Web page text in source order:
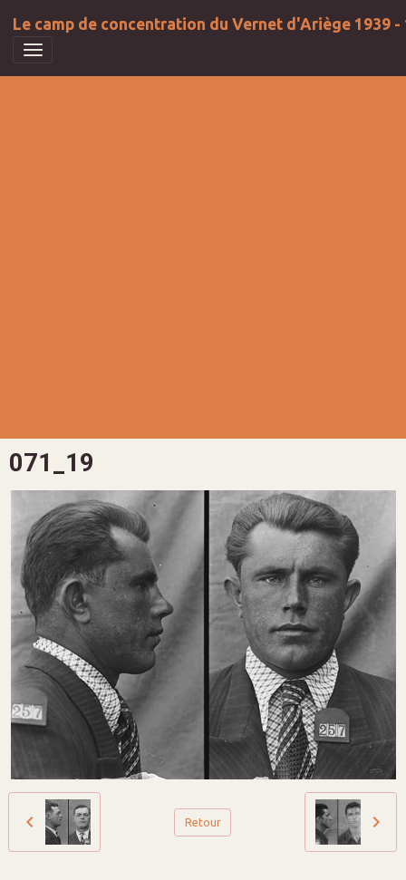
Le camp de concentration du Vernet d'Ariège 1939 -
071_19
Retour